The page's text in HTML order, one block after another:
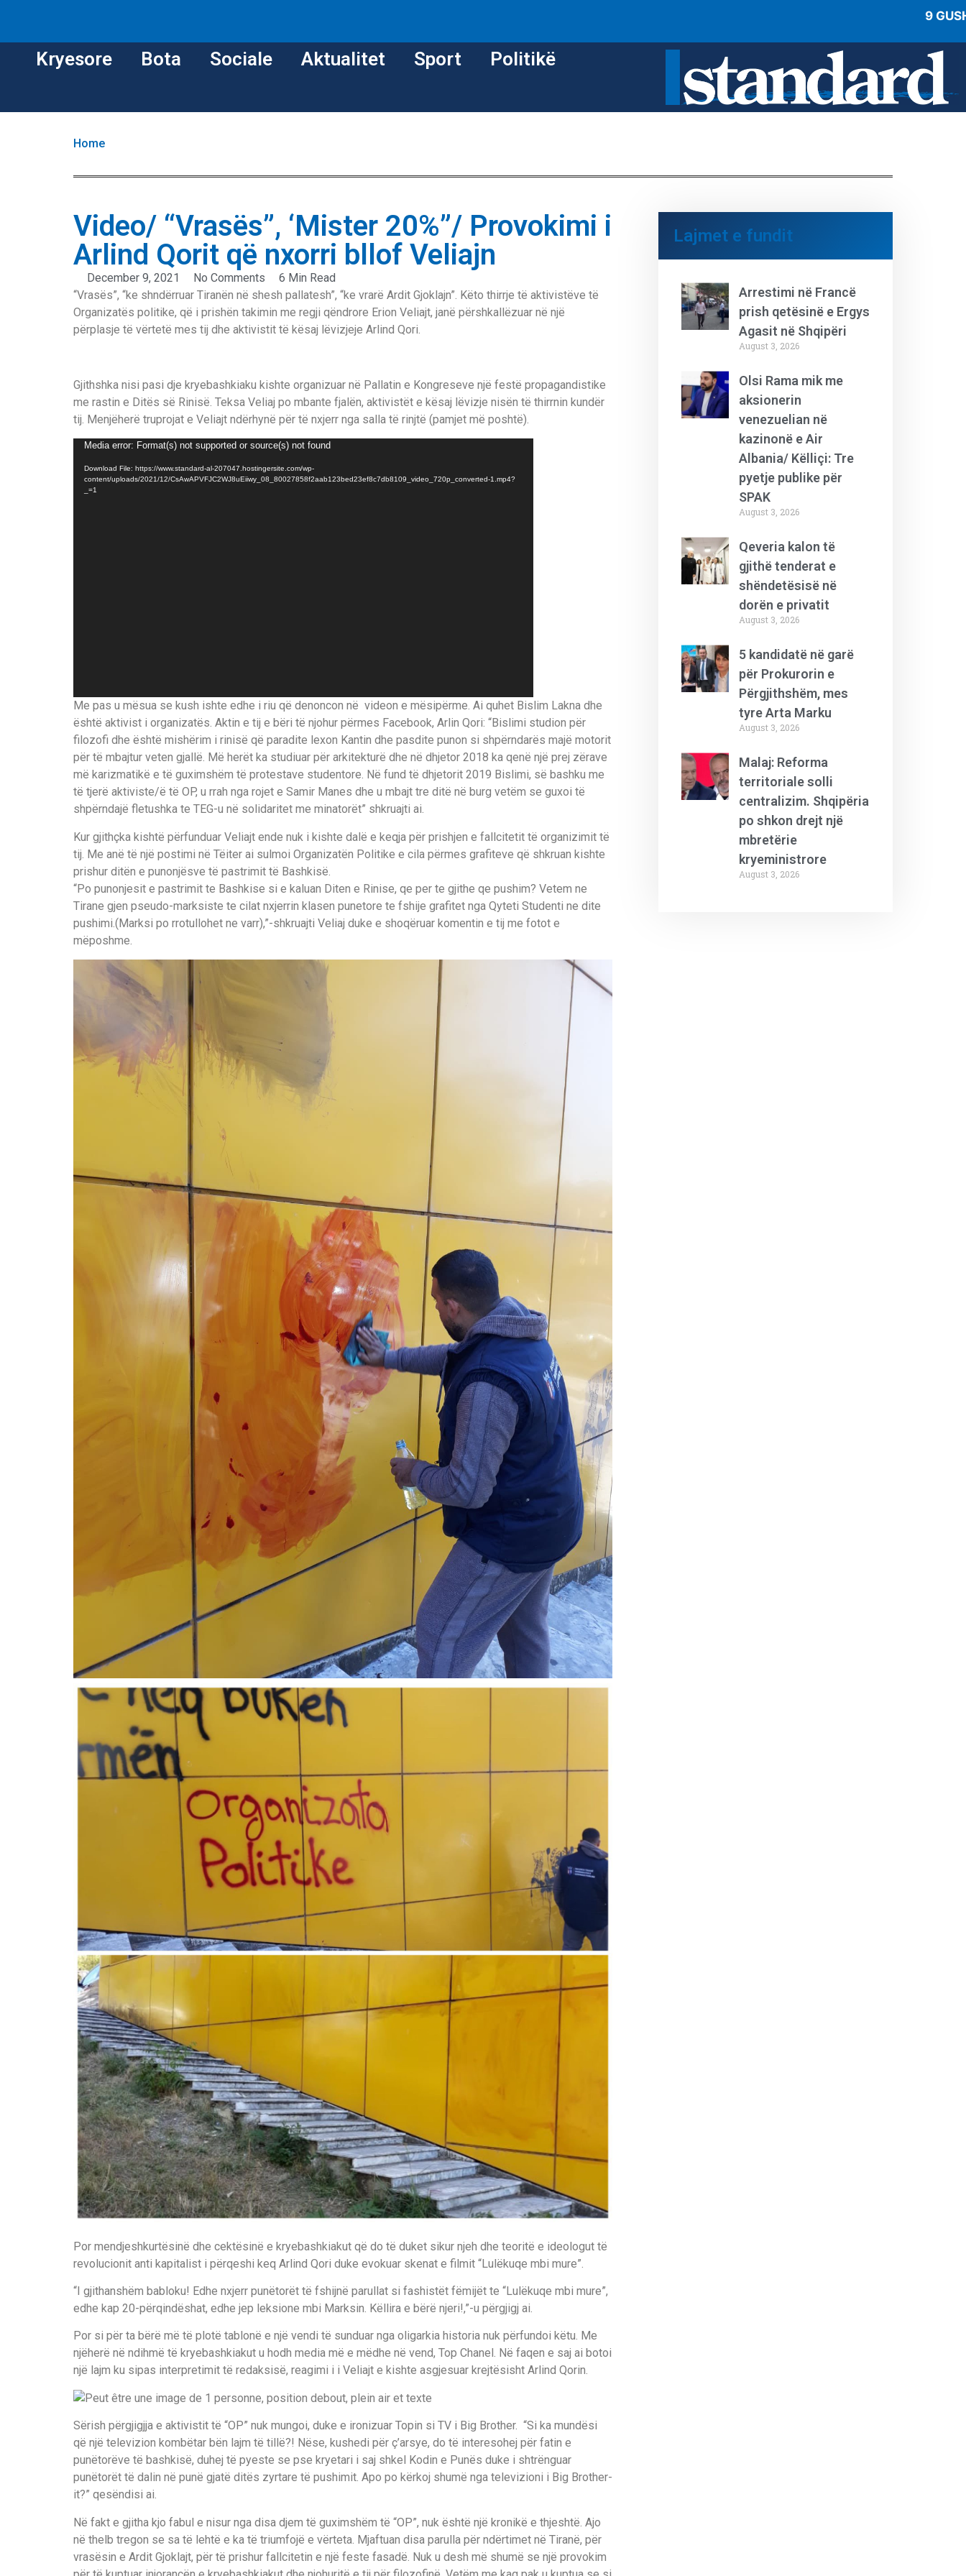
9
Kryesore Bota Sociale Aktualitet Sport Politikë
Home
Video/ “Vrasës”, ‘Mister 20%”/ Provokimi i
Arlind Qorit që nxorri bllof Veliajn
December 9, 2021 No Comments
6 Min Read
“Vrasës”, “ke shndërruar Tiranën në shesh pallatesh”, “ke vrarë Ardit Gjoklajn”. Këto thirrje të aktivistëve të
Organizatës politike, që i prishën takimin me regji qëndrore Erion Veliajt, janë përshkallëzuar në një
përplasje të vërtetë mes tij dhe aktivistit të kësaj lëvizjeje Arlind Qori.
Gjithshka nisi pasi dje kryebashkiaku kishte organizuar në Pallatin e Kongreseve një festë propagandistike
me rastin e Ditës së Rinisë. Teksa Veliaj po mbante fjalën, aktivistët e kësaj lëvizje nisën të thirrnin kundër
tij. Menjëherë truprojat e Veliajt ndërhynë për të nxjerr nga salla të rinjtë (pamjet më poshtë).
Video
Player
Media error: Format(s) not supported or source(s) not found
Download File: https://www.standard-al-207047.hostingersite.com/wp-
content/uploads/2021/12/CsAwAPVFJC2WJ8uEiiwy_08_80027858f2aab123bed23ef8c7db8109_video_720p_converted-1.mp4?
_=1
Me pas u mësua se kush ishte edhe i riu që denoncon në videon e mësipërme. Ai quhet Bislim Lakna dhe
është aktivist i organizatës. Aktin e tij e bëri të njohur përmes Facebook, Arlin Qori: “Bislimi studion për
filozofi dhe është mishërim i rinisë që paradite lexon Kantin dhe pasdite punon si shpërndarës majë motorit
për të mbajtur veten gjallë. Më herët ka studiuar për arkitekturë dhe në dhjetor 2018 ka qenë një prej zërave
më karizmatikë e të guximshëm të protestave studentore. Në fund të dhjetorit 2019 Bislimi, së bashku me
të tjerë aktiviste/ë të OP, u rrah nga rojet e Samir Manes dhe u mbajt tre ditë në burg vetëm se guxoi të
shpërndajë fletushka te TEG-u në solidaritet me minatorët” shkruajti ai.
Kur gjithçka kishtë përfunduar Veliajt ende nuk i kishte dalë e keqja për prishjen e fallcitetit të organizimit të
tij. Me anë të një postimi në Tëiter ai sulmoi Organizatën Politike e cila përmes grafiteve që shkruan kishte
prishur ditën e punonjësve të pastrimit të Bashkisë.
“Po punonjesit e pastrimit te Bashkise si e kaluan Diten e Rinise, qe per te gjithe qe pushim? Vetem ne
Tirane gjen pseudo-marksiste te cilat nxjerrin klasen punetore te fshije grafitet nga Qyteti Studenti ne dite
pushimi.(Marksi po rrotullohet ne varr),”-shkruajti Veliaj duke e shoqëruar komentin e tij me fotot e
mëposhme.
Por mendjeshkurtësinë dhe cektësinë e kryebashkiakut që do të duket sikur njeh dhe teoritë e ideologut të
revolucionit anti kapitalist i përqeshi keq Arlind Qori duke evokuar skenat e filmit “Lulëkuqe mbi mure”.
“I gjithanshëm babloku! Edhe nxjerr punëtorët të fshijnë parullat si fashistët fëmijët te “Lulëkuqe mbi mure”,
edhe kap 20-përqindëshat, edhe jep leksione mbi Marksin. Këllira e bërë njeri!,”-u përgjigj ai.
Por si për ta bërë më të plotë tablonë e një vendi të sunduar nga oligarkia historia nuk përfundoi këtu. Me
njëherë në ndihmë të kryebashkiakut u hodh media më e mëdhe në vend, Top Chanel. Në faqen e saj ai botoi
një lajm ku sipas interpretimit të redaksisë, reagimi i i Veliajt e kishte asgjesuar krejtësisht Arlind Qorin.
Sërish përgjigjja e aktivistit të “OP” nuk mungoi, duke e ironizuar Topin si TV i Big Brother. “Si ka mundësi
që një televizion kombëtar bën lajm të tillë?! Nëse, kushedi për ç’arsye, do të interesohej për fatin e
punëtorëve të bashkisë, duhej të pyeste se pse kryetari i saj shkel Kodin e Punës duke i shtrënguar
punëtorët të dalin në punë gjatë ditës zyrtare të pushimit. Apo po kërkoj shumë nga televizioni i Big Brother-
it?” qesëndisi ai.
Në fakt e gjitha kjo fabul e nisur nga disa djem të guximshëm të “OP”, nuk është një kronikë e thjeshtë. Ajo
në thelb tregon se sa të lehtë e ka të triumfojë e vërteta. Mjaftuan disa parulla për ndërtimet në Tiranë, për
vrasësin e Ardit Gjoklajt, për të prishur fallcitetin e një feste fasadë. Nuk u desh më shumë se një provokim
Lajmet e fundit
Arrestimi në Francë
prish qetësinë e Ergys
Agasit në Shqipëri
August 3, 2026
Olsi Rama mik me
aksionerin
venezuelian në
kazinonë e Air
Albania/ Këlliçi: Tre
pyetje publike për
SPAK
August 3, 2026
Qeveria kalon të
gjithë tenderat e
shëndetësisë në
dorën e privatit
August 3, 2026
5 kandidatë në garë
për Prokurorin e
Përgjithshëm, mes
tyre Arta Marku
August 3, 2026
Malaj: Reforma
territoriale solli
centralizim. Shqipëria
po shkon drejt një
mbretërie
kryeministrore
August 3, 2026